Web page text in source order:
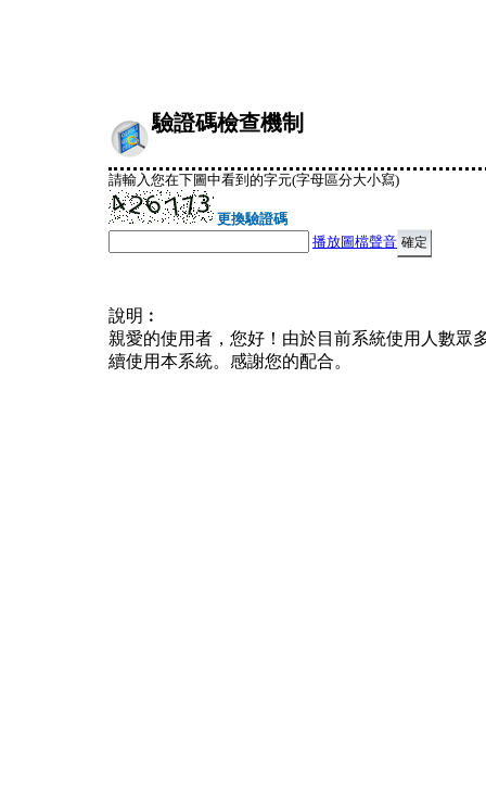
驗證碼檢查機制
請輸入您在下圖中看到的字元(字母區分大小寫)
更換驗證碼
播放圖檔聲音
說明︰
親愛的使用者，您好！由於目前系統使用人數眾
續使用本系統。感謝您的配合。